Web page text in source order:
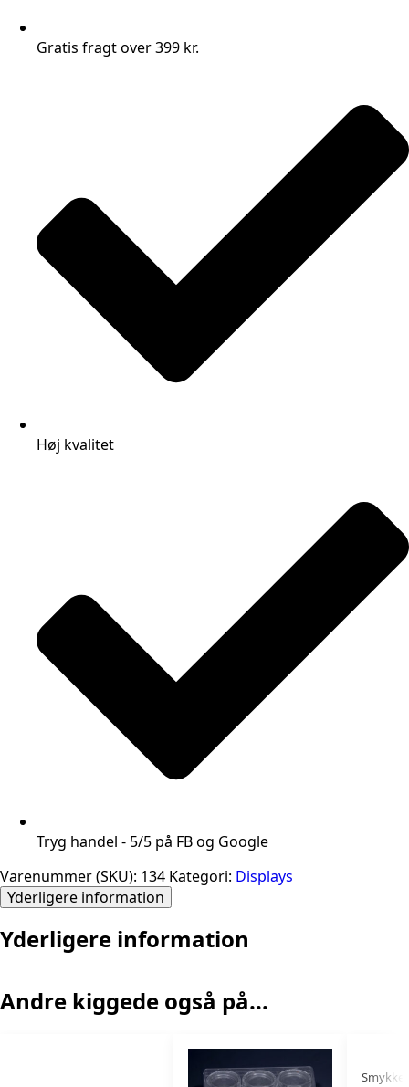
Gratis fragt over 399 kr.
Høj kvalitet
Tryg handel - 5/5 på FB og Google
Varenummer (SKU): 134 Kategori: Displays
Yderligere information
Yderligere information
Andre kiggede også på...